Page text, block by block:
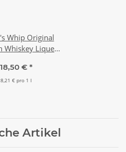
Whip Original
Whiskey Liqueur
€ *
€ pro 1 l
Artikel